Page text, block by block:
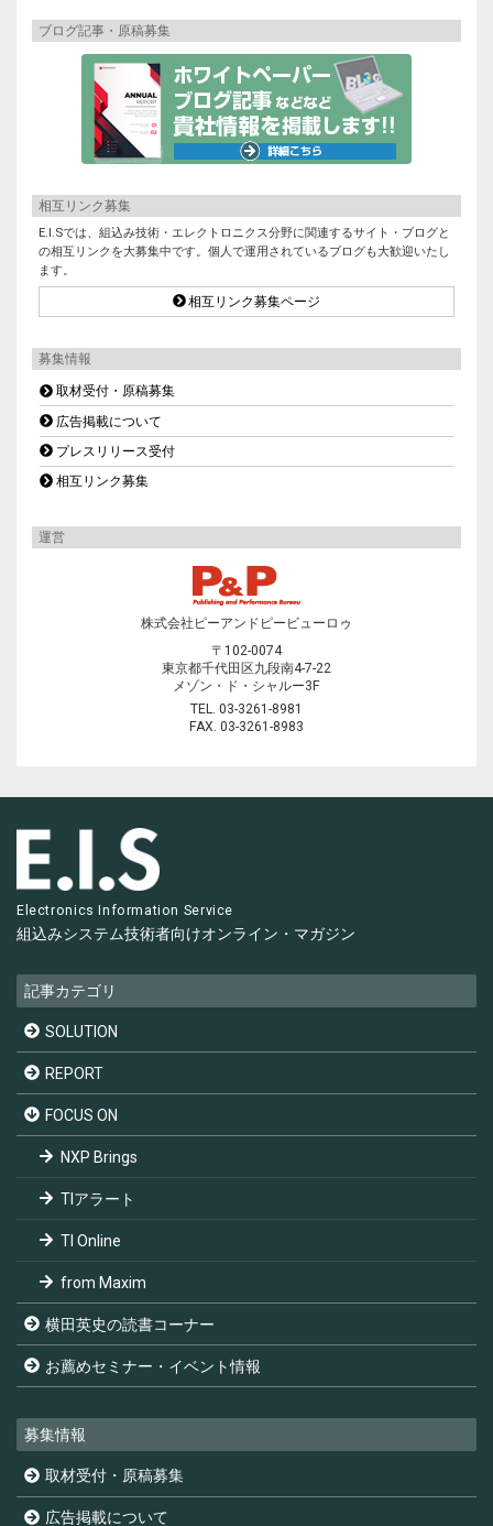
ブログ記事・原稿募集
相互リンク募集
E.I.Sでは、組込み技術・エレクトロニクス分野に関連するサイト・ブログと
の相互リンクを大募集中です。個人で運用されているブログも大歓迎いたし
ます。
相互リンク募集ページ
募集情報
取材受付・原稿募集
広告掲載について
プレスリリース受付
相互リンク募集
運営
株式会社ピーアンドピービューロゥ
〒102-0074
東京都千代田区九段南4-7-22
メゾン・ド・シャルー3F
TEL. 03-3261-8981
FAX. 03-3261-8983
Electronics Information Service
組込みシステム技術者向けオンライン・マガジン
記事カテゴリ
SOLUTION
REPORT
FOCUS ON
NXP Brings
TIアラート
TI Online
from Maxim
横田英史の読書コーナー
お薦めセミナー・イベント情報
募集情報
取材受付・原稿募集
広告掲載について